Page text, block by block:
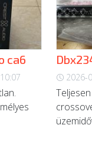
ca6
2026-